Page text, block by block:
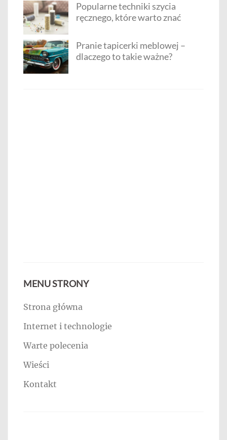
Popularne techniki szycia
ręcznego, które warto znać
Pranie tapicerki meblowej –
dlaczego to takie ważne?
MENU STRONY
Strona główna
Internet i technologie
Warte polecenia
Wieści
Kontakt